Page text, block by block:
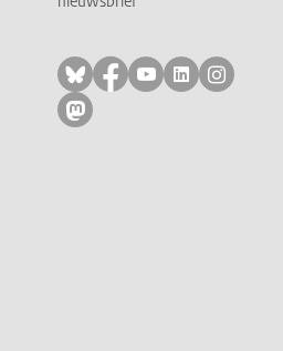
Volg ons op bluesky
Volg ons op
Volg ons op
Volg ons
Volg
Volg ons op mastodon